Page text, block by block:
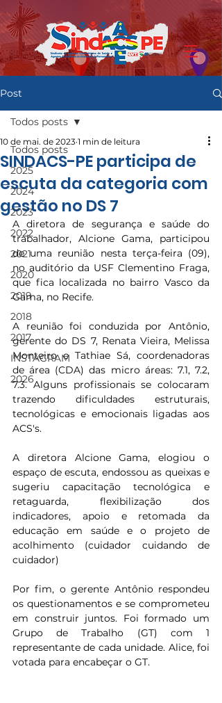
Post
Todos posts
2025
2024
2023
2022
2021
2020
2019
2018
2017
INSTAGRAM
2026
Todos posts
SINDACS-PE participa de
escuta da categoria com
gestão no DS 7
10 de mai. de 2023 1 min de leitura
A diretora de segurança e saúde do
trabalhador, Alcione Gama, participou
de uma reunião nesta terça-feira (09),
no auditório da USF Clementino Fraga,
que fica localizada no bairro Vasco da
Gama, no Recife.
A reunião foi conduzida por Antônio,
gerente do DS 7, Renata Vieira, Melissa
Monteiro e Tathiae Sá, coordenadoras
de área (CDA) das micro áreas: 7.1, 7.2,
7.3. Alguns profissionais se colocaram
trazendo dificuldades estruturais,
tecnológicas e emocionais ligadas aos
ACS's.
A diretora Alcione Gama, elogiou o
espaço de escuta, endossou as queixas e
sugeriu capacitação tecnológica e
retaguarda, flexibilização dos
indicadores, apoio e retomada da
educação em saúde e o projeto de
acolhimento (cuidador cuidando de
cuidador)
Por fim, o gerente Antônio respondeu
os questionamentos e se comprometeu
em construir juntos. Foi formado um
Grupo de Trabalho (GT) com 1
representante de cada unidade. Alice, foi
votada para encabeçar o GT.